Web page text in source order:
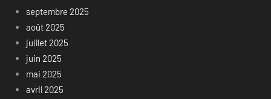
septembre 2025
août 2025
juillet 2025
juin 2025
mai 2025
avril 2025